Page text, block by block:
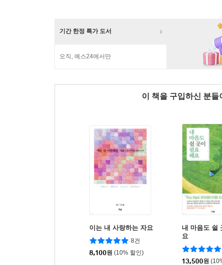
기간 한정 특가 도서
오직, 예스24에서만
이 책을 구입하신 분
이는 내 사랑하는 자요
8건
8,100원 (10% 할인)
내 마음도 쉴
요
13,500원